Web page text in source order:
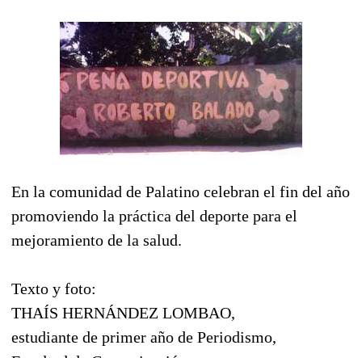
En la comunidad de Palatino celebran el fin del año
promoviendo la práctica del deporte para el
mejoramiento de la salud.
Texto y foto:
THAÍS HERNÁNDEZ LOMBAO,
estudiante de primer año de Periodismo,